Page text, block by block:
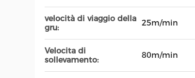
velocità di viaggio della
gru:
25m/min
Velocita di
sollevamento:
80m/min